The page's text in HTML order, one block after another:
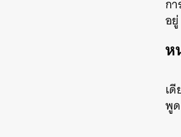
ก
อ
ห
เ
พู